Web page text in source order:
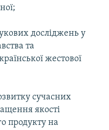
досліджень у
та
жестової
сучасних
якості
продукту на